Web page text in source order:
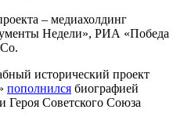
– медиахолдинг
Недели», РИА «Победа
исторический проект
пополнился биографией
Героя Советского Союза